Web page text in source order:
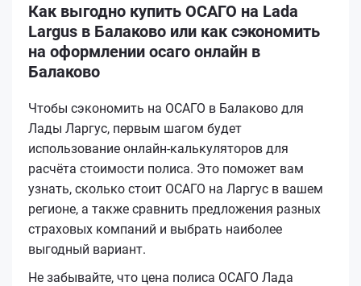
Как выгодно купить ОСАГО на Lada
Largus в Балаково или как сэкономить
на оформлении осаго онлайн в
Балаково
Чтобы сэкономить на ОСАГО в Балаково для
Лады Ларгус, первым шагом будет
использование онлайн-калькуляторов для
расчёта стоимости полиса. Это поможет вам
узнать, сколько стоит ОСАГО на Ларгус в вашем
регионе, а также сравнить предложения разных
страховых компаний и выбрать наиболее
выгодный вариант.
Не забывайте, что цена полиса ОСАГО Лада